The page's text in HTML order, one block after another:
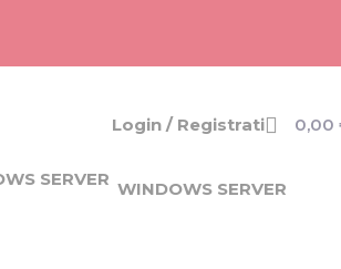
Login / Registrati 0,00
WINDOWS SERVER